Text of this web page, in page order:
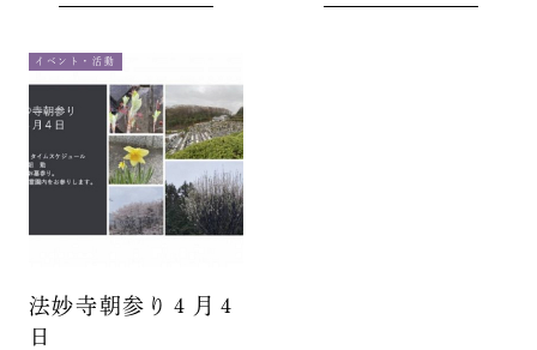
イベント・活動
法妙寺朝参り４月４
日